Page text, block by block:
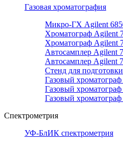
Газовая хроматография
Микро-ГХ Agilent
Хроматограф Agilent
Хроматограф Agilent
Автосамплер Agilent
Автосамплер Agilent
Стенд для
Газовый
Газовый
Газовый
Спектрометрия
УФ-БлИК спектрометрия